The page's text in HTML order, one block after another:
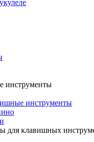
инструменты
инструменты
для клавишных